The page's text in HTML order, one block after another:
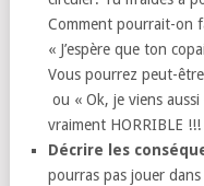
Comment pourrait-on
« J’espère que ton
Vous pourrez peut-
ou « Ok, je viens
vraiment HORRIBLE !!!
Décrire les
pourras pas jouer